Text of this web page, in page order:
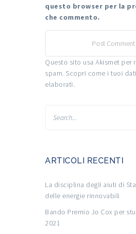
questo browser per la
che commento.
Questo sito usa Akismet per
spam. Scopri come i tuoi
elaborati.
ARTICOLI RECENTI
La disciplina degli aiuti di
delle energie rinnovabili
Bando Premio Jo Cox per
2021